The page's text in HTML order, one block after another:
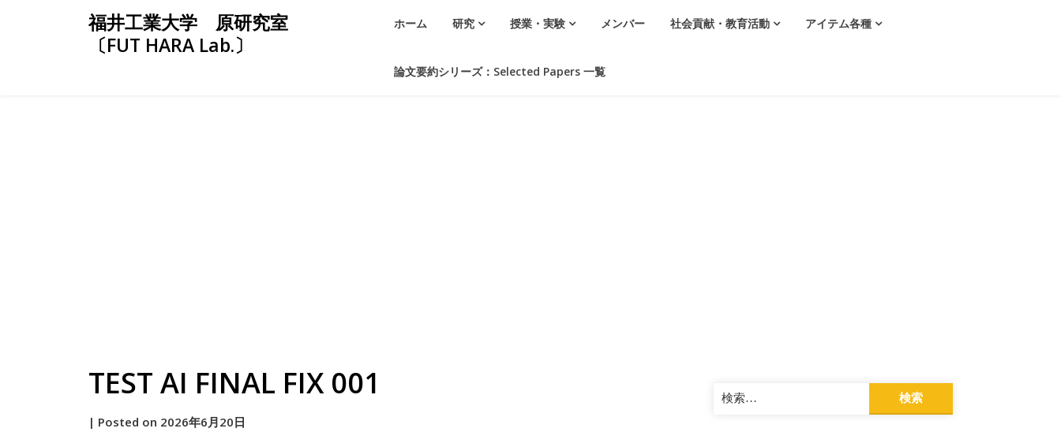
福井工業大学 原研究室
〔FUT HARA Lab.〕
ホーム 研究 授業・実験 メンバー 社会貢献・教育活動 アイテム各種
論文要約シリーズ：Selected Papers 一覧
TEST AI FINAL FIX 001
by
| Posted on 2026年6月20日
検
索: